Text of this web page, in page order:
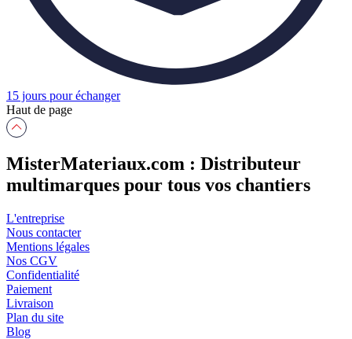
15 jours pour échanger
Haut de page
MisterMateriaux.com : Distributeur
multimarques pour tous vos chantiers
L'entreprise
Nous contacter
Mentions légales
Nos CGV
Confidentialité
Paiement
Livraison
Plan du site
Blog